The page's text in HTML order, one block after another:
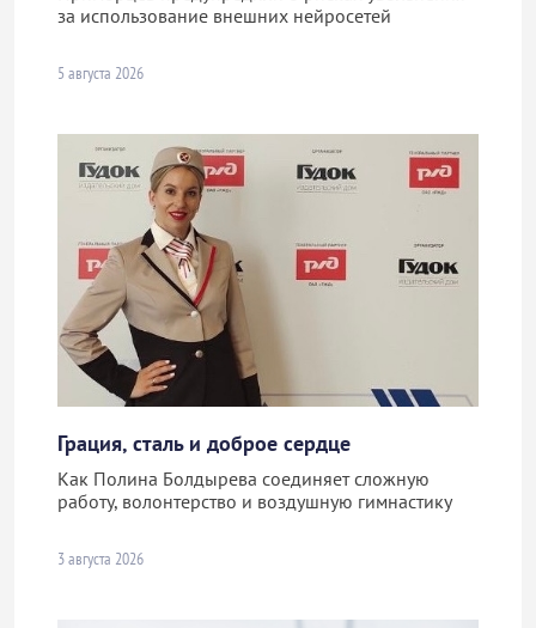
за использование внешних нейросетей
5 августа 2026
Грация, сталь и доброе сердце
Как Полина Болдырева соединяет сложную
работу, волонтерство и воздушную гимнастику
3 августа 2026